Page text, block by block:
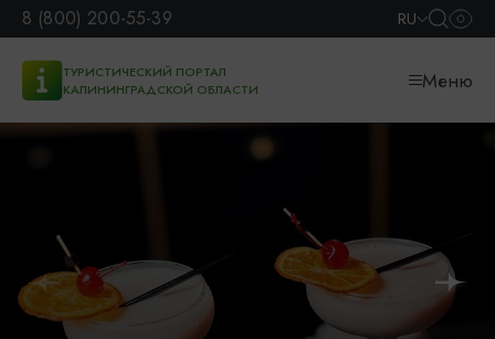
8 (800) 200-55-39 RU
ТУРИСТИЧЕСКИЙ ПОРТАЛ
КАЛИНИНГРАДСКОЙ ОБЛАСТИ
Меню